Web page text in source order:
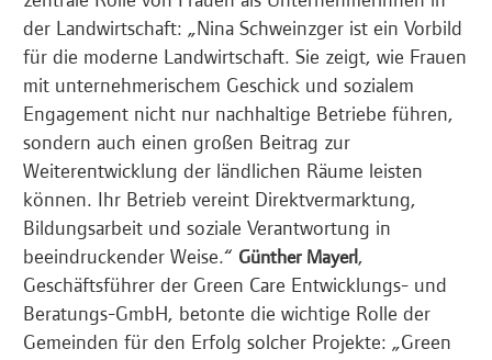
der Landwirtschaft: „Nina Schweinzger ist ein Vorbild
für die moderne Landwirtschaft. Sie zeigt, wie Frauen
mit unternehmerischem Geschick und sozialem
Engagement nicht nur nachhaltige Betriebe führen,
sondern auch einen großen Beitrag zur
Weiterentwicklung der ländlichen Räume leisten
können. Ihr Betrieb vereint Direktvermarktung,
Bildungsarbeit und soziale Verantwortung in
beeindruckender Weise.“ Günther Mayerl,
Geschäftsführer der Green Care Entwicklungs- und
Beratungs-GmbH, betonte die wichtige Rolle der
Gemeinden für den Erfolg solcher Projekte: „Green